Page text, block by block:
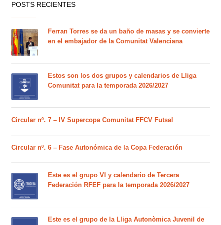
POSTS RECIENTES
Ferran Torres se da un baño de masas y se convierte
en el embajador de la Comunitat Valenciana
Estos son los dos grupos y calendarios de Lliga
Comunitat para la temporada 2026/2027
Circular nº. 7 – IV Supercopa Comunitat FFCV Futsal
Circular nº. 6 – Fase Autonómica de la Copa Federación
Este es el grupo VI y calendario de Tercera
Federación RFEF para la temporada 2026/2027
Este es el grupo de la Lliga Autonòmica Juvenil de